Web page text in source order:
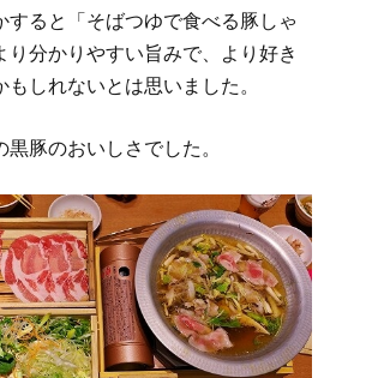
すると「そばつゆで食べる豚しゃ
り分かりやすい旨みで、より好き
もしれないとは思いました。
黒豚のおいしさでした。